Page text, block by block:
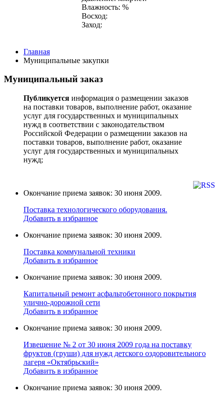
Влажность: %
Восход:
Заход:
Главная
Муниципальные закупки
Муниципальный заказ
Публикуется информация о размещении заказов
на поставки товаров, выполнение работ, оказание
услуг для государственных и муниципальных
нужд в соответствии с законодательством
Российской Федерации о размещении заказов на
поставки товаров, выполнение работ, оказание
услуг для государственных и муниципальных
нужд;
Окончание приема заявок: 30 июня 2009.
Поставка технологического оборудования.
Добавить в избранное
Окончание приема заявок: 30 июня 2009.
Поставка коммунальной техники
Добавить в избранное
Окончание приема заявок: 30 июня 2009.
Капитальный ремонт асфальтобетонного покрытия
улично-дорожной сети
Добавить в избранное
Окончание приема заявок: 30 июня 2009.
Извещение № 2 от 30 июня 2009 года на поставку
фруктов (груши) для нужд детского оздоровительного
лагеря «Октябрьский»
Добавить в избранное
Окончание приема заявок: 30 июня 2009.